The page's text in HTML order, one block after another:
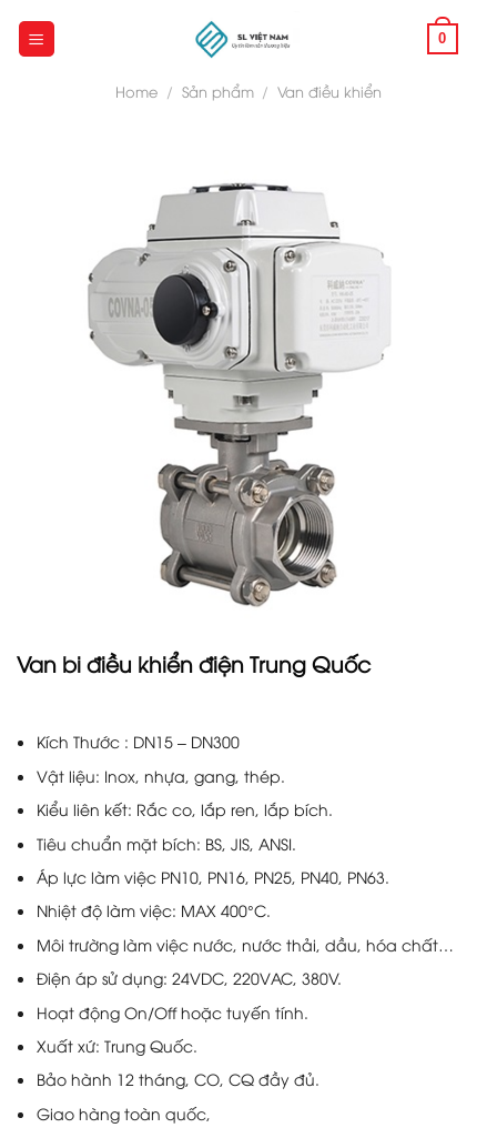
0
Home / Sản phẩm / Van điều khiển
Van bi điều khiển điện Trung Quốc
Kích Thước : DN15 – DN300
Vật liệu: Inox, nhựa, gang, thép.
Kiểu liên kết: Rắc co, lắp ren, lắp bích.
Tiêu chuẩn mặt bích: BS, JIS, ANSI.
Áp lực làm việc PN10, PN16, PN25, PN40, PN63.
Nhiệt độ làm việc: MAX 400°C.
Môi trường làm việc nước, nước thải, dầu, hóa chất…
Điện áp sử dụng: 24VDC, 220VAC, 380V.
Hoạt động On/Off hoặc tuyến tính.
Xuất xứ: Trung Quốc.
Bảo hành 12 tháng, CO, CQ đầy đủ.
Giao hàng toàn quốc,